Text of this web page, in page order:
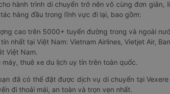
hành trình di chuyển trở nên vô cùng đơn
hàng đầu trong lĩnh vực đi lại, bao gồm:
cao trên 5000+ tuyến đường trong và ngoài
nhất tại Việt Nam: Vietnam Airlines, Vietjet Air,
Việt Nam.
máy, thuê xe du lịch uy tín trên toàn quốc.
đã có thể đặt được dịch vụ di chuyển tại
đi thoải mái, an toàn và trọn vẹn nhất.